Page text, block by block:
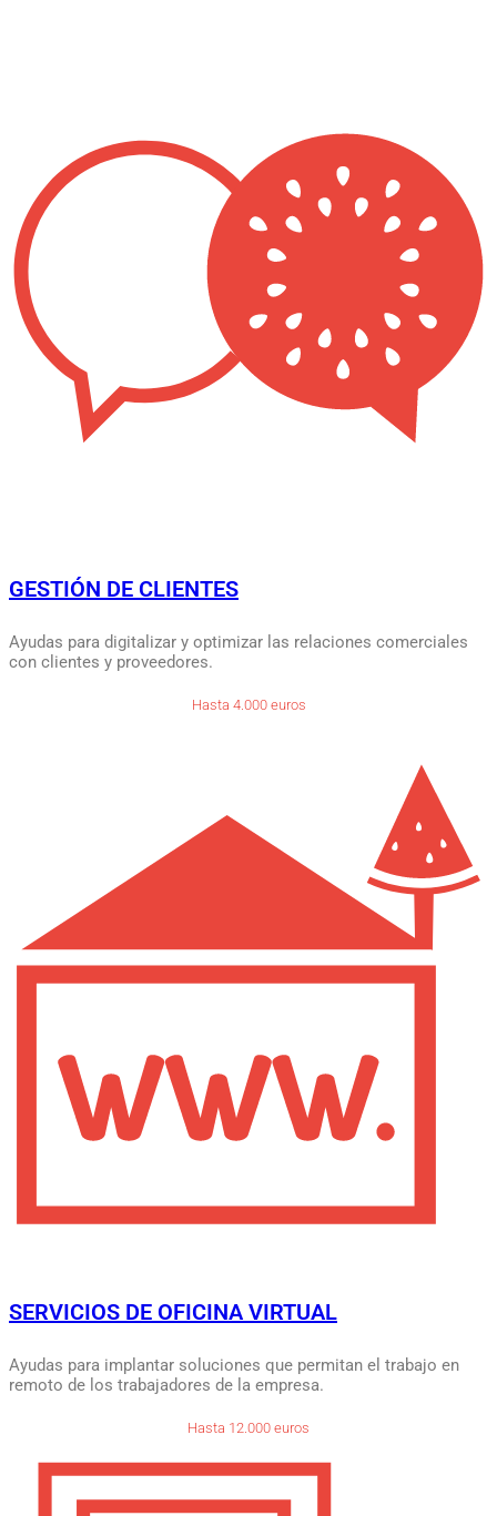
GESTIÓN DE CLIENTES
Ayudas para digitalizar y optimizar las relaciones comerciales
con clientes y proveedores.
Hasta 4.000 euros
SERVICIOS DE OFICINA VIRTUAL
Ayudas para implantar soluciones que permitan el trabajo en
remoto de los trabajadores de la empresa.
Hasta 12.000 euros